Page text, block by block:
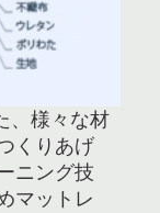
、様々な材
くりあげ
ニング技
マットレ